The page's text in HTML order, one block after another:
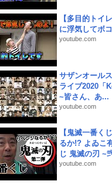
【多目的トイ
に浮気してボ
youtube.com
サザンオール
ライブ2020「
~皆さん、あ...
youtube.com
【鬼滅一番く
るか!? よゐこ
じ 鬼滅の刃 ~
youtube.com